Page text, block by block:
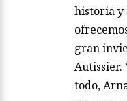
historia y
gran
Autissier.
todo,